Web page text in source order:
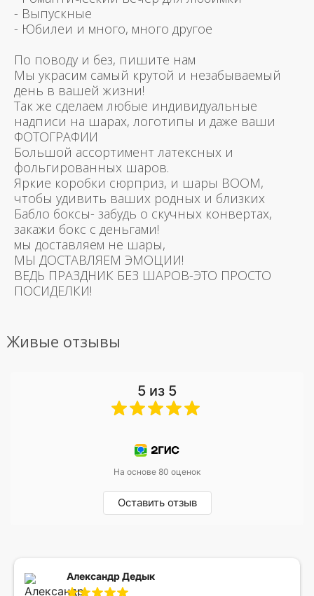
- Выпускные
- Юбилеи и много, много другое
По поводу и без, пишите нам
Мы украсим самый крутой и незабываемый
день в вашей жизни!
Так же сделаем любые индивидуальные
надписи на шарах, логотипы и даже ваши
ФОТОГРАФИИ
Большой ассортимент латексных и
фольгированных шаров.
Яркие коробки сюрприз, и шары BOOM,
чтобы удивить ваших родных и близких
Бабло боксы- забудь о скучных конвертах,
закажи бокс с деньгами!
мы доставляем не шары,
МЫ ДОСТАВЛЯЕМ ЭМОЦИИ!
ВЕДЬ ПРАЗДНИК БЕЗ ШАРОВ-ЭТО ПРОСТО
ПОСИДЕЛКИ!
Живые отзывы
5 из 5
На основе 80 оценок
Оставить отзыв
Александр Дедык